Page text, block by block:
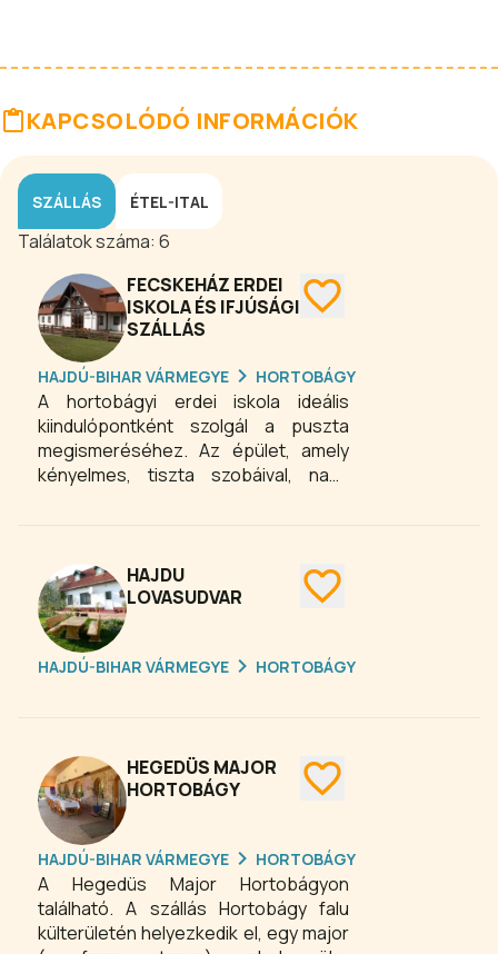
KAPCSOLÓDÓ INFORMÁCIÓK
SZÁLLÁS ÉTEL-ITAL
Találatok száma: 6
FECSKEHÁZ ERDEI
ISKOLA ÉS IFJÚSÁGI
SZÁLLÁS
HAJDÚ-BIHAR VÁRMEGYE HORTOBÁGY
A hortobágyi erdei iskola ideális
kiindulópontként szolgál a puszta
megismeréséhez. Az épület, amely
kényelmes, tiszta szobáival, nagy
programokkal több napos
elszállásolását teszi lehetővé.
HAJDU
LOVASUDVAR
HAJDÚ-BIHAR VÁRMEGYE HORTOBÁGY
HEGEDÜS MAJOR
HORTOBÁGY
HAJDÚ-BIHAR VÁRMEGYE HORTOBÁGY
A Hegedüs Major Hortobágyon
található. A szállás Hortobágy falu
külterületén helyezkedik el, egy major